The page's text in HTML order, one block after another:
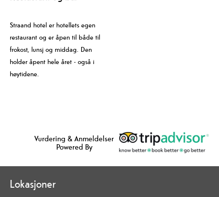
Straand hotel er hotellets egen
restaurant og er åpen til både til
frokost, lunsj og middag. Den
holder åpent hele året - også i
høytidene.
Vurdering & Anmeldelser
Powered By
Lokasjoner